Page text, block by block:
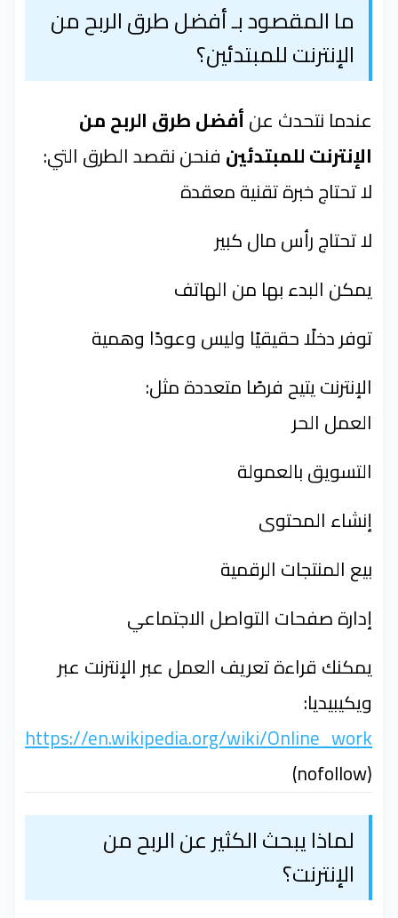
ما المقصود بـ أفضل طرق الربح من
الإنترنت للمبتدئين؟
عندما نتحدث عنأفضل طرق الربح من
الإنترنت للمبتدئين فنحن نقصد الطرق التي:
لا تحتاج خبرة تقنية معقدة
لا تحتاج رأس مال كبير
يمكن البدء بها من الهاتف
توفر دخلًا حقيقيًا وليس وعودًا وهمية
الإنترنت يتيح فرصًا متعددة مثل:
العمل الحر
التسويق بالعمولة
إنشاء المحتوى
بيع المنتجات الرقمية
إدارة صفحات التواصل الاجتماعي
يمكنك قراءة تعريف العمل عبر الإنترنت عبر
ويكيبيديا:
https://en.wikipedia.org/wiki/Online_work
(nofollow)
لماذا يبحث الكثير عن الربح من
الإنترنت؟